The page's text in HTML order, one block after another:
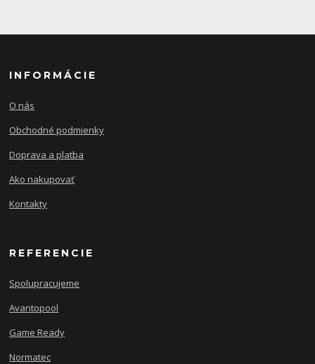
INFORMÁCIE
O nás
Obchodné podmienky
Doprava a platba
Ako nakupovať
Kontakty
REFERENCIE
Spolupracujeme
Avantopool
Game Ready
Normatec